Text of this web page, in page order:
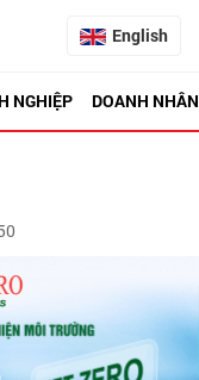
English
NGHIỆP DOANH NHÂN